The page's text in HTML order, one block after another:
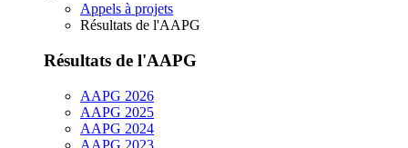
Appels à projets
Résultats de l'AAPG
Résultats de l'AAPG
AAPG 2026
AAPG 2025
AAPG 2024
AAPG 2023